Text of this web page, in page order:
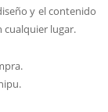
y el contenido
cualquier lugar.